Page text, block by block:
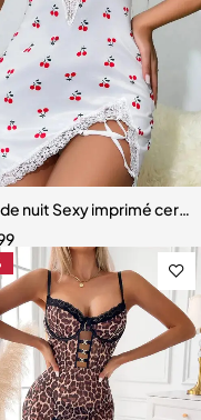
nu épissage creux et
nuit Sexy imprimé